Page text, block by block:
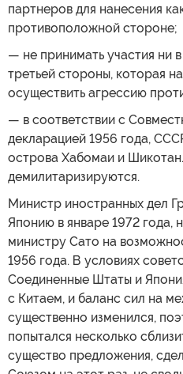
партнеров для нанесения
противоположной стороне;
— не принимать участия ни
третьей стороны, которая
осуществить агрессию
— в соответствии с
декларацией 1956 года,
острова Хабомаи и
демилитаризируются.
Министр иностранных дел
Японию в январе 1972 года,
министру Сато на
1956 года. В условиях
Соединенные Штаты и
с Китаем, и баланс сил на
существенно изменился,
попытался несколько
существо предложения,